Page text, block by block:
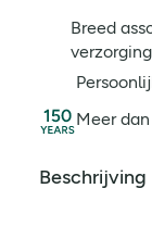
Breed
verzorging
Meer
Beschrijving